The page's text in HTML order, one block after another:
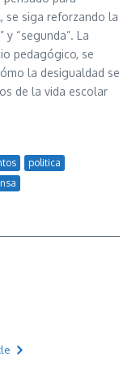
se siga reforzando la
y “segunda”. La
pedagógico, se
la desigualdad se
de la vida escolar
politica